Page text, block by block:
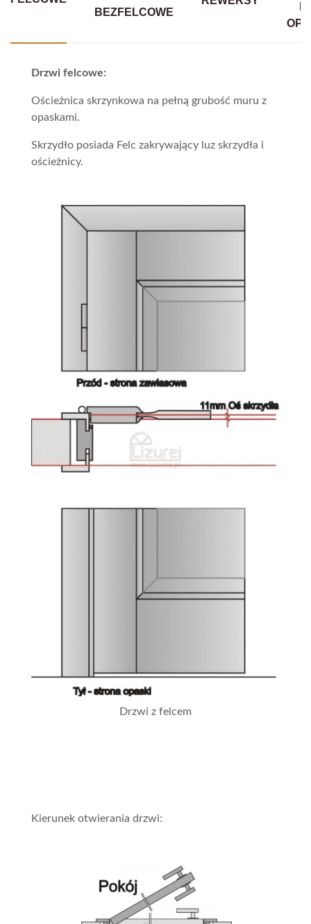
BEZFELCOWE
Drzwi felcowe:
Ościeżnica skrzynkowa na pełną grubość muru z
opaskami.
Skrzydło posiada Felc zakrywający luz skrzydła i
ościeżnicy.
Drzwi z felcem
Kierunek otwierania drzwi: